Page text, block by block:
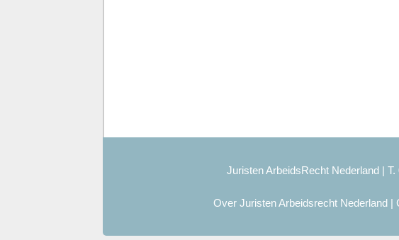
Juristen ArbeidsRecht Nederland | T.
Over Juristen Arbeidsrecht Nederland|